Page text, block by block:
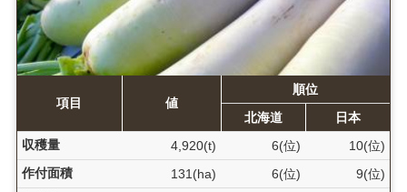
項目 値
順位
北海道
日本
収穫量
4,920(t) 6(位)
10(位)
作付面積
131(ha) 6(位)
9(位)